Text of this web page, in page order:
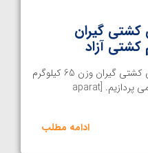
کشتی گیران
خانه کشتی- در این ویدیو به معرفی کشتی گیران وزن 65 کیلوگرم
کشتی آزاد حاضر در المپیک توکیو می پردازیم. [aparat
ادامه مطلب